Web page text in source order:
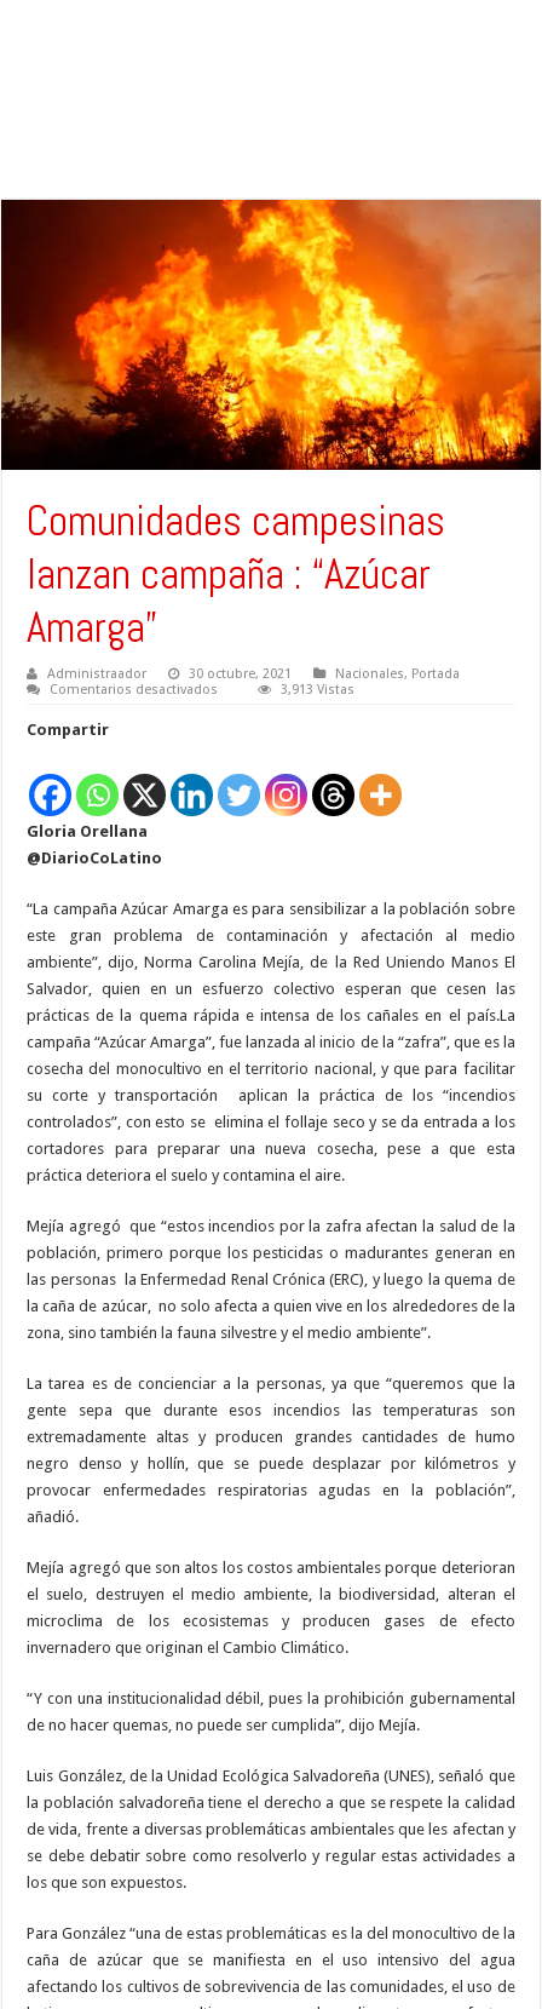
Comunidades campesinas
lanzan campaña : “Azúcar
Amarga”
Administraador 30 octubre, 2021 Nacionales, Portada
Comentarios desactivados
“Azúcar
Amarga”
3,913 Vistas
Compartir
Gloria Orellana
@DiarioCoLatino
“La campaña Azúcar Amarga es para sensibilizar a la población sobre
este gran problema de contaminación y afectación al medio
ambiente”, dijo, Norma Carolina Mejía, de la Red Uniendo Manos El
Salvador, quien en un esfuerzo colectivo esperan que cesen las
prácticas de la quema rápida e intensa de los cañales en el país.La
campaña “Azúcar Amarga”, fue lanzada al inicio de la “zafra”, que es la
cosecha del monocultivo en el territorio nacional, y que para facilitar
su corte y transportación
aplican la práctica de los “incendios
controlados”, con esto se elimina el follaje seco y se da entrada a los
cortadores para preparar una nueva cosecha, pese a que esta
práctica deteriora el suelo y contamina el aire.
Mejía agregó que “estos incendios por la zafra afectan la salud de la
población, primero porque los pesticidas o madurantes generan en
las personas
la Enfermedad Renal Crónica (ERC), y luego la quema de
la caña de azúcar, no solo afecta a quien vive en los alrededores de la
zona, sino también la fauna silvestre y el medio ambiente”.
La tarea es de concienciar a la personas, ya que “queremos que la
gente sepa que durante esos incendios las temperaturas son
extremadamente altas y producen grandes cantidades de humo
negro denso y hollín, que se puede desplazar por kilómetros y
provocar enfermedades respiratorias agudas en la población”,
añadió.
Mejía agregó que son altos los costos ambientales porque deterioran
el suelo, destruyen el medio ambiente, la biodiversidad, alteran el
microclima de los ecosistemas y producen gases de efecto
invernadero que originan el Cambio Climático.
“Y con una institucionalidad débil, pues la prohibición gubernamental
de no hacer quemas, no puede ser cumplida”, dijo Mejía.
Luis González, de la Unidad Ecológica Salvadoreña (UNES), señaló que
la población salvadoreña tiene el derecho a que se respete la calidad
de vida, frente a diversas problemáticas ambientales que les afectan y
se debe debatir sobre como resolverlo y regular estas actividades a
los que son expuestos.
Para González “una de estas problemáticas es la del monocultivo de la
caña de azúcar que se manifiesta en el uso intensivo del agua
afectando los cultivos de sobrevivencia de las comunidades, el uso de